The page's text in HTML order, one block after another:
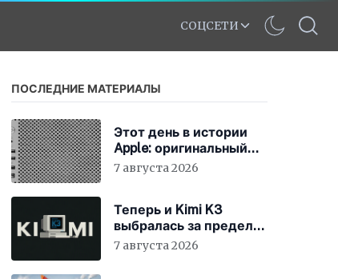
СОЦСЕТИ
ПОСЛЕДНИЕ МАТЕРИАЛЫ
Этот день в истории
Apple: оригинальный
Mac Pro получает
7 августа 2026
Теперь и Kimi K3
выбралась за пределы
«песочницы»
7 августа 2026